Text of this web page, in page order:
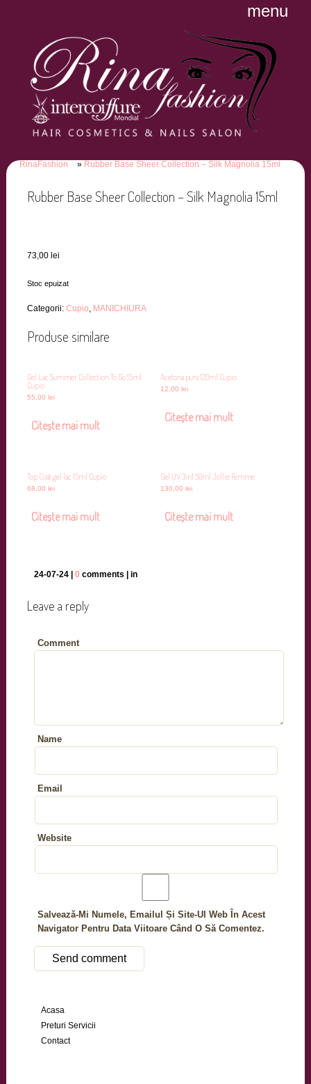
menu
RinaFashion Rubber Base Sheer Collection – Silk Magnolia 15ml
Rubber Base Sheer Collection – Silk Magnolia 15ml
73,00 lei
Stoc epuizat
Categorii: Cupio, MANICHIURA
Produse similare
Gel Lac Summer Collection To Go 15ml
Cupio
55,00 lei
Citește mai mult
Acetona pura 120ml Cupio
12,00lei
Citește mai mult
Top Coat gel lac 15ml Cupio
68,00 lei
Citește mai mult
Gel UV 3in1 50ml Jollie Femme
130,00lei
Citește mai mult
24-07-24 | 0 comments | in
Leave a reply
Comment
Name
Email
Website
Salvează-Mi Numele, Emailul Și Site-Ul Web În Acest
Navigator Pentru Data Viitoare Când O Să Comentez.
Acasa
Preturi Servicii
Contact